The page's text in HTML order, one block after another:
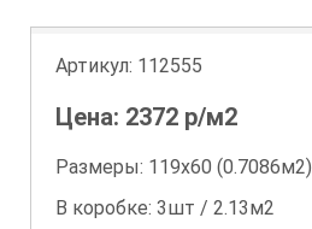
Артикул: 112555
Цена: 2372 р/м2
Размеры: 119х60 (0.7086м2)
В коробке: 3шт / 2.13м2